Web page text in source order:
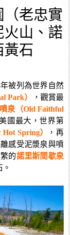
老忠實
火山、諾
石
被列為世界自然
Park）
，觀賞最
泉（Old Faithful
國最大，世界第
Spring）
，再
離感受泥漿泉與噴
的諾里斯間歇泉